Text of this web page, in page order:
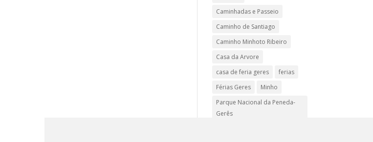
Caminhadas e Passeio
Caminho de Santiago
Caminho Minhoto Ribeiro
Casa da Arvore
casa de feria geres
ferias
Férias Geres
Minho
Parque Nacional da Peneda-
Gerês